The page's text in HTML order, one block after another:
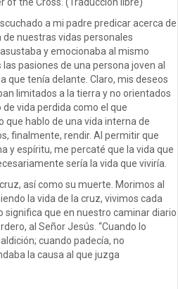
of the Cross. (Traducción libre)
a mi padre predicar acerca de
de nuestras vidas personales
y emocionaba al mismo
pasiones de una persona joven al
que tenía delante. Claro, mis deseos
limitados a la tierra y no orientados
de vida perdida como el que
que hablo de una vida interna de
finalmente, rendir. Al permitir que
y espíritu, me percaté que la vida que
sería la vida que viviría.
así como su muerte. Morimos al
la vida de la cruz, vivimos cada
significa que en nuestro caminar diario
al Señor Jesús. “Cuando lo
cuando padecía, no
la causa al que juzga